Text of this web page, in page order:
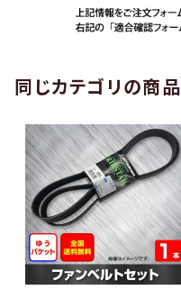
同じカテゴリの商品